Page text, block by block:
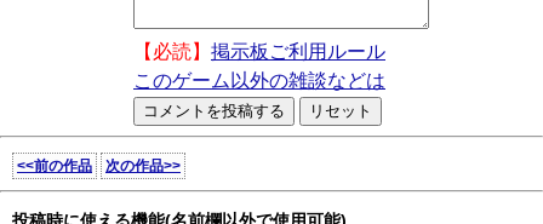
【必読】 掲示板ご利用ルール
このゲーム以外の雑談などは
<<前の作品 次の作品>>